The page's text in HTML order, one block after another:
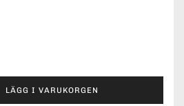
LÄGG I VARUKORGEN